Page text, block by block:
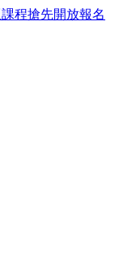
程搶先開放報名